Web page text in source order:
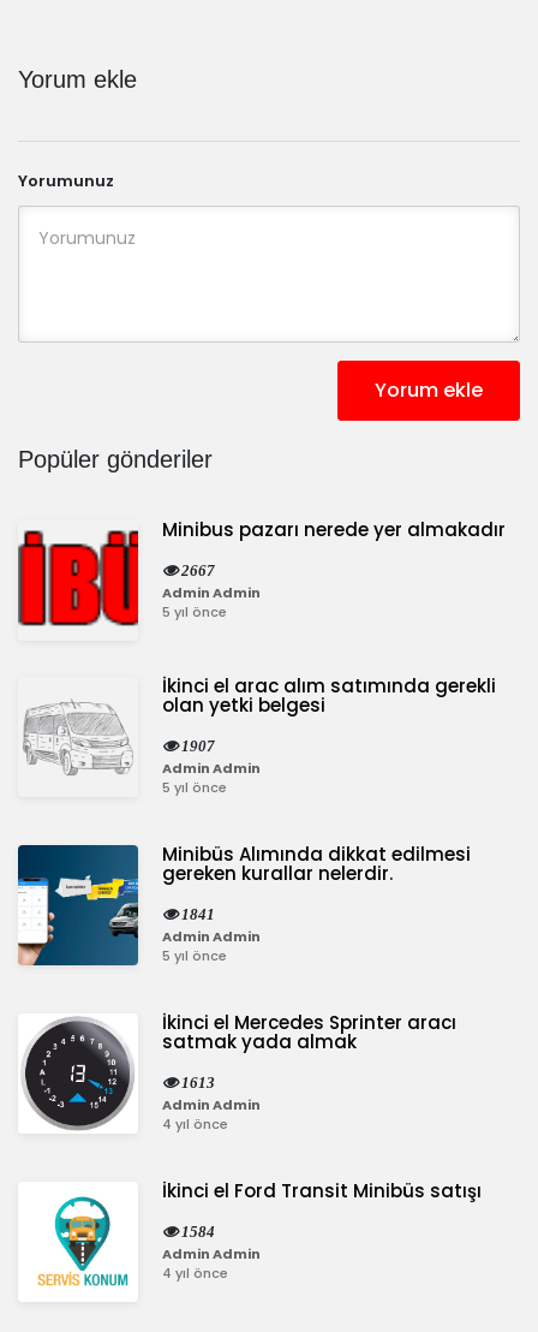
Yorum ekle
Yorumunuz
Yorum ekle
Popüler gönderiler
Minibus pazarı nerede yer almakadır
2667
Admin Admin
5 yıl önce
İkinci el arac alım satımında gerekli
olan yetki belgesi
1907
Admin Admin
5 yıl önce
Minibüs Alımında dikkat edilmesi
gereken kurallar nelerdir.
1841
Admin Admin
5 yıl önce
İkinci el Mercedes Sprinter aracı
satmak yada almak
1613
Admin Admin
4 yıl önce
İkinci el Ford Transit Minibüs satışı
1584
Admin Admin
4 yıl önce